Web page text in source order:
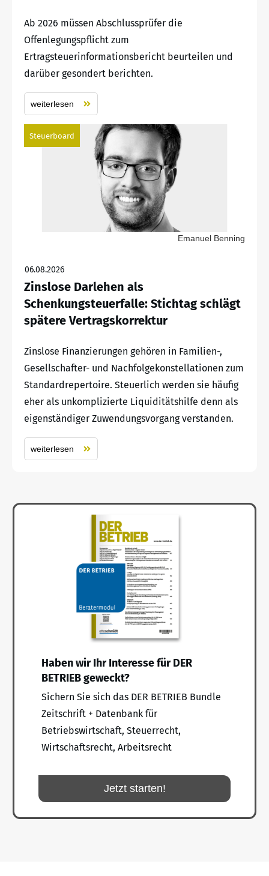
Ab 2026 müssen Abschlussprüfer die
Offenlegungspflicht zum
Ertragsteuerinformationsbericht beurteilen und
darüber gesondert berichten.
weiterlesen
Steuerboard
Emanuel Benning
06.08.2026
Zinslose Darlehen als
Schenkungsteuerfalle: Stichtag schlägt
spätere Vertragskorrektur
Zinslose Finanzierungen gehören in Familien-,
Gesellschafter- und Nachfolgekonstellationen zum
Standardrepertoire. Steuerlich werden sie häufig
eher als unkomplizierte Liquiditätshilfe denn als
eigenständiger Zuwendungsvorgang verstanden.
weiterlesen
Haben wir Ihr Interesse für DER
BETRIEB geweckt?
Sichern Sie sich das DER BETRIEB Bundle
Zeitschrift + Datenbank für
Betriebswirtschaft, Steuerrecht,
Wirtschaftsrecht, Arbeitsrecht
Jetzt starten!